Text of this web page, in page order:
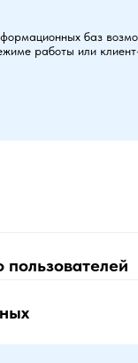
баз
работы или
пользователей